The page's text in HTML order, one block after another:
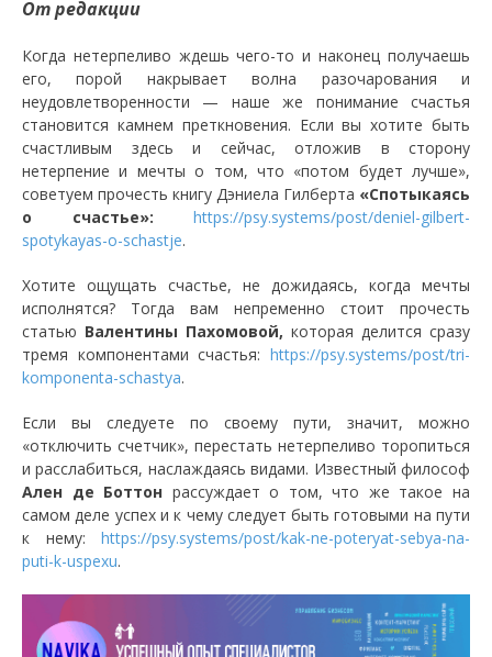
От редакции
Когда нетерпеливо ждешь чего-то и наконец получаешь
его, порой накрывает волна разочарования и
неудовлетворенности — наше же понимание счастья
становится камнем преткновения. Если вы хотите быть
счастливым здесь и сейчас, отложив в сторону
нетерпение и мечты о том, что «потом будет лучше»,
советуем прочесть книгу Дэниела Гилберта «Спотыкаясь
о счастье»:
https://psy.systems/post/deniel-gilbert-
spotykayas-o-schastje.
Хотите ощущать счастье, не дожидаясь, когда мечты
исполнятся? Тогда вам непременно стоит прочесть
статью Валентины Пахомовой, которая делится сразу
тремя компонентами счастья: https://psy.systems/post/tri-
komponenta-schastya.
Если вы следуете по своему пути, значит, можно
«отключить счетчик», перестать нетерпеливо торопиться
и расслабиться, наслаждаясь видами. Известный философ
Ален де Боттон рассуждает о том, что же такое на
самом деле успех и к чему следует быть готовыми на пути
к нему: https://psy.systems/post/kak-ne-poteryat-sebya-na-
puti-k-uspexu.